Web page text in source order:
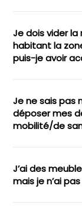
Je dois vider
habitant la
puis-je avoir
Je ne sais pas
déposer mes
mobilité/de
J’ai des
mais je n’ai